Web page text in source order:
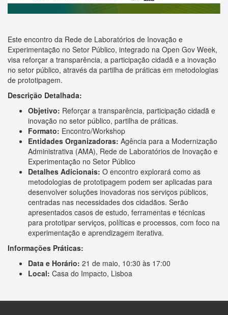
Este encontro da Rede de Laboratórios de Inovação e
Experimentação no Setor Público, integrado na Open Gov Week,
visa reforçar a transparência, a participação cidadã e a inovação
no setor público, através da partilha de práticas em metodologias
de prototipagem.
Descrição Detalhada:
Objetivo: Reforçar a transparência, participação cidadã e
inovação no setor público, partilha de práticas.
Formato: Encontro/Workshop
Entidades Organizadoras: Agência para a Modernização
Administrativa (AMA), Rede de Laboratórios de Inovação e
Experimentação no Setor Público
Detalhes Adicionais: O encontro explorará como as
metodologias de prototipagem podem ser aplicadas para
desenvolver soluções inovadoras nos serviços públicos,
centradas nas necessidades dos cidadãos. Serão
apresentados casos de estudo, ferramentas e técnicas
para prototipar serviços, políticas e processos, com foco na
experimentação e aprendizagem iterativa.
Informações Práticas:
Data e Horário: 21 de maio, 10:30 às 17:00
Local: Casa do Impacto, Lisboa